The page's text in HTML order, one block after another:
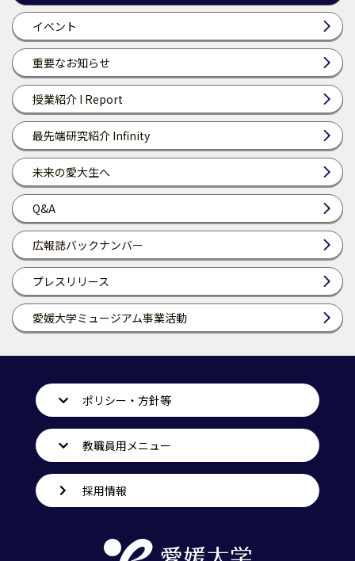
イベント
重要なお知らせ
授業紹介 I Report
最先端研究紹介 Infinity
未来の愛大生へ
Q&A
広報誌バックナンバー
プレスリリース
愛媛大学ミュージアム事業活動
ポリシー・方針等
教職員用メニュー
採用情報